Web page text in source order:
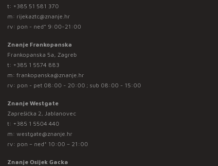
t: +385 51 581 370
m: rijekaztc@znanje.hr
rv: pon - ned* 9:00-21:00
Znanje Frankopanska
Frankopanska 5a, Zagreb
t: +385 1 5574 883
m: frankopanska@znanje.hr
rv: pon - pet 08:00 - 20:00 ; sub 08:00 - 15:00
Znanje Westgate
Zaprešićka 2, Jablanovec
t: +385 1 5504 440
m: westgate@znanje.hr
rv: pon – ned* 10:00 – 21:00
Znanje Osijek Gacka